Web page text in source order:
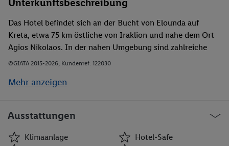
Das Hotel befindet sich an der Bucht von Elounda auf
Kreta, etwa 75 km östliche von Iraklion und nahe dem Ort
Agios Nikolaos. In der nahen Umgebung sind zahlreiche
Restaurants, Bars und Einkaufsmöglichkeiten angesiedelt.
75 km entfernt.
©GIATA 2015-2026, Kundenref. 122030
Mehr anzeigen
Ausstattungen
Klimaanlage
Hotel-Safe